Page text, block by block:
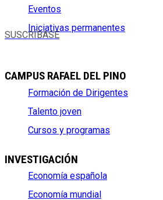
Eventos
Iniciativas permanentes
SUSCRÍBASE
CAMPUS RAFAEL DEL PINO
Formación de Dirigentes
Talento joven
Cursos y programas
INVESTIGACIÓN
Economía española
Economía mundial